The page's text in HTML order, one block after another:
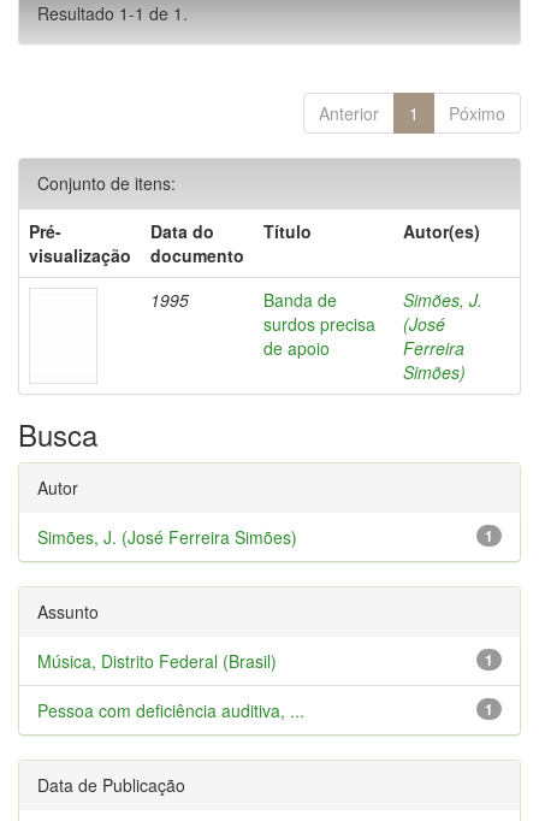
Resultado 1-1 de 1.
Anterior 1 Póximo
Conjunto de itens:
Pré-
visualização
Data do
documento
Título Autor(es)
1995
Banda de
surdos precisa
de apoio
Simões, J.
(José
Ferreira
Simões)
Busca
Autor
1
Simões, J. (José Ferreira Simões)
Assunto
1
Música, Distrito Federal (Brasil)
1
Pessoa com deficiência auditiva, ...
Data de Publicação